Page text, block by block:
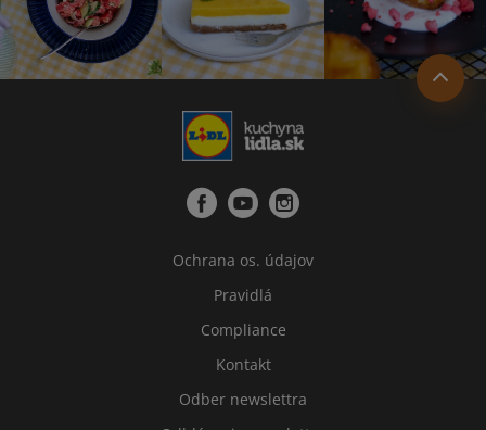
Ochrana os. údajov
Pravidlá
Compliance
Kontakt
Odber newslettra